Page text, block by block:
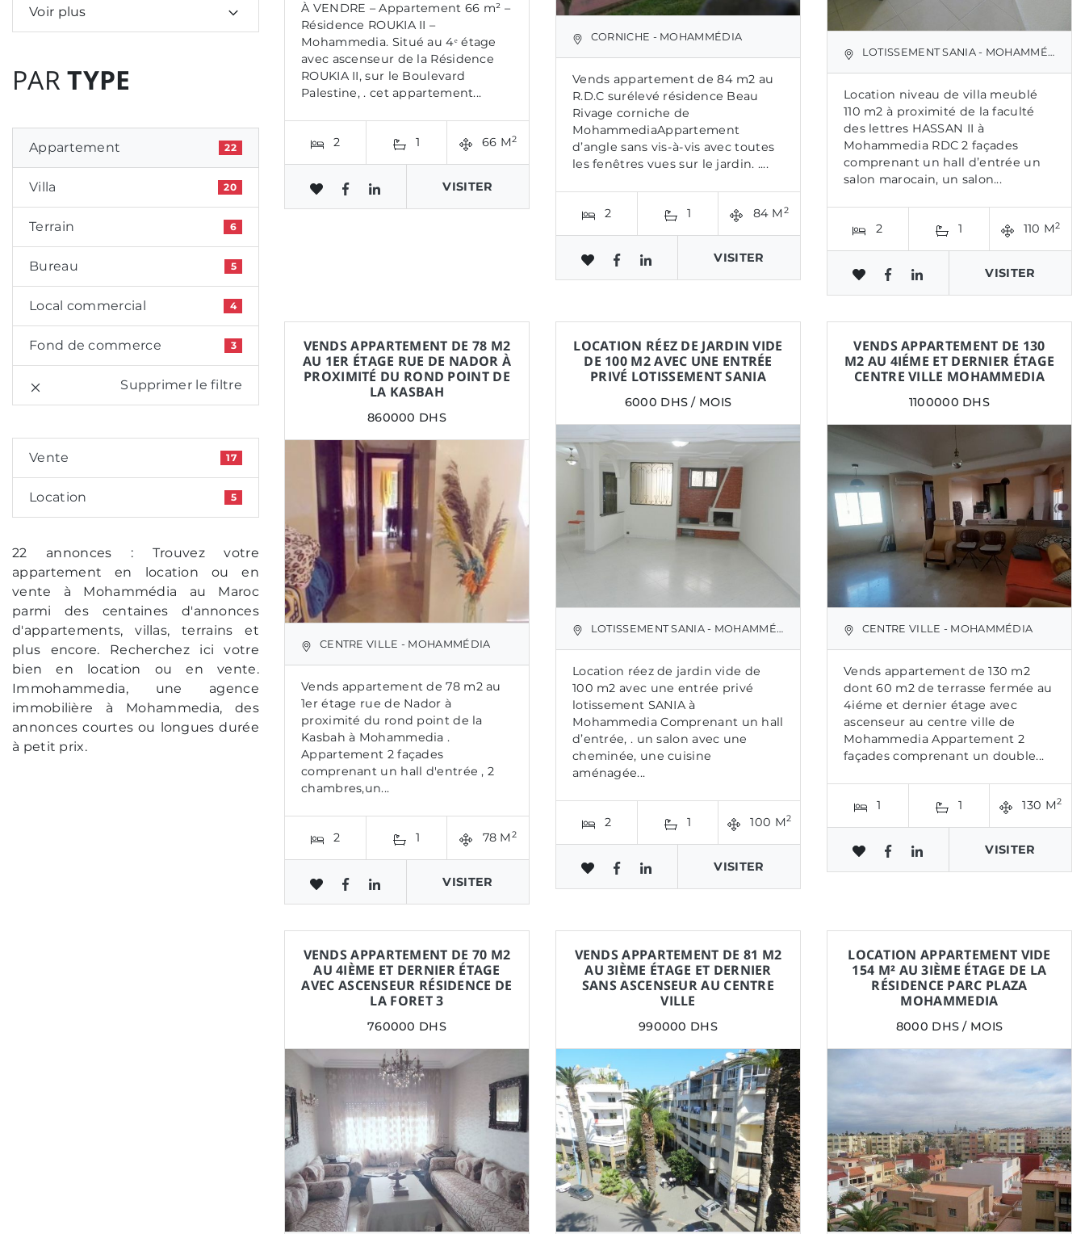
Voir plus
PARTYPE
Appartement 22
Villa 20
Terrain 6
Bureau 5
Local commercial 4
Fond de commerce 3
Supprimer le filtre
Vente 17
Location 5
22 annonces : Trouvez votre
appartement en location ou en
vente à Mohammédia au Maroc
parmi des centaines d'annonces
d'appartements, villas, terrains et
plus encore. Recherchez ici votre
bien en location ou en vente.
Immohammedia, une agence
immobilière à Mohammedia, des
annonces courtes ou longues durée
à petit prix.
À VENDRE – Appartement 66 m² –
Résidence ROUKIA II –
Mohammedia. Situé au 4ᵉ étage
avec ascenseur de la Résidence
ROUKIA II, sur le Boulevard
Palestine, . cet appartement...
2 1 66 M2
VISITER
CORNICHE - MOHAMMÉDIA
Vends appartement de 84 m2 au
R.D.C surélevé résidence Beau
Rivage corniche de
MohammediaAppartement
d’angle sans vis-à-vis avec toutes
les fenêtres vues sur le jardin. ....
2 1 84 M 2
VISITER
LOTISSEMENT SANIA - MOHAMMÉDIA
Location niveau de villa meublé
110 m2 à proximité de la faculté
des lettres HASSAN II à
Mohammedia RDC 2 façades
comprenant un hall d’entrée un
salon marocain, un salon...
2 1 110 M2
VISITER
VENDS APPARTEMENT DE 78 M2
AU 1ER ÉTAGE RUE DE NADOR À
PROXIMITÉ DU ROND POINT DE
LA KASBAH
860000 DHS
CENTRE VILLE - MOHAMMÉDIA
Vends appartement de 78 m2 au
1er étage rue de Nador à
proximité du rond point de la
Kasbah à Mohammedia .
Appartement 2 façades
comprenant un hall d'entrée , 2
chambres,un...
2 1 78 M2
VISITER
LOCATION RÉEZ DE JARDIN VIDE
DE 100 M2 AVEC UNE ENTRÉE
PRIVÉ LOTISSEMENT SANIA
6000 DHS / MOIS
LOTISSEMENT SANIA - MOHAMMÉDIA
Location réez de jardin vide de
100 m2 avec une entrée privé
lotissement SANIA à
Mohammedia Comprenant un hall
d’entrée, . un salon avec une
cheminée, une cuisine
aménagée...
2 1 100 M2
VISITER
VENDS APPARTEMENT DE 130
M2 AU 4IÉME ET DERNIER ÉTAGE
CENTRE VILLE MOHAMMEDIA
1100000 DHS
CENTRE VILLE - MOHAMMÉDIA
Vends appartement de 130 m2
dont 60 m2 de terrasse fermée au
4iéme et dernier étage avec
ascenseur au centre ville de
Mohammedia Appartement 2
façades comprenant un double...
1 1 130 M2
VISITER
VENDS APPARTEMENT DE 70 M2
AU 4IÈME ET DERNIER ÉTAGE
AVEC ASCENSEUR RÉSIDENCE DE
LA FORET 3
760000 DHS
VENDS APPARTEMENT DE 81 M2
AU 3IÈME ÉTAGE ET DERNIER
SANS ASCENSEUR AU CENTRE
VILLE
990000 DHS
LOCATION APPARTEMENT VIDE
154 M² AU 3IÈME ÉTAGE DE LA
RÉSIDENCE PARC PLAZA
MOHAMMEDIA
8000 DHS / MOIS